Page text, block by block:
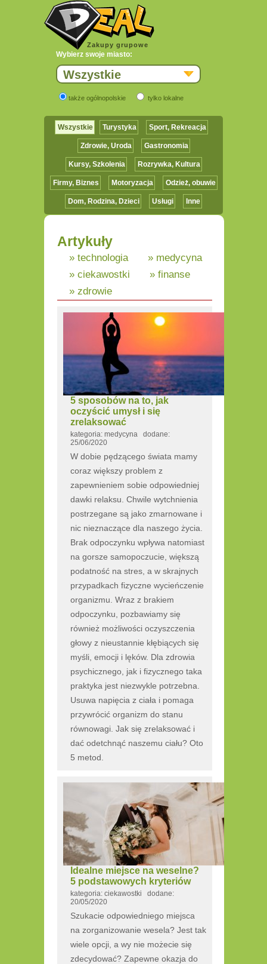
Zakupy grupowe
Wybierz swoje miasto:
Wszystkie
także ogólnopolskie tylko lokalne
Wszystkie Turystyka Sport, Rekreacja
Zdrowie, Uroda Gastronomia
Kursy, Szkolenia Rozrywka, Kultura
Firmy, Biznes Motoryzacja Odzież, obuwie
Dom, Rodzina, Dzieci Usługi Inne
Artykuły
» technologia
» medycyna
» ciekawostki
» finanse
» zdrowie
5 sposobów na to, jak
oczyścić umysł i się
zrelaksować
kategoria: medycyna dodane:
25/06/2020
W dobie pędzącego świata mamy
coraz większy problem z
zapewnieniem sobie odpowiedniej
dawki relaksu. Chwile wytchnienia
postrzegane są jako zmarnowane i
nic nieznaczące dla naszego życia.
Brak odpoczynku wpływa natomiast
na gorsze samopoczucie, większą
podatność na stres, a w skrajnych
przypadkach fizyczne wycieńczenie
organizmu. Wraz z brakiem
odpoczynku, pozbawiamy się
również możliwości oczyszczenia
głowy z nieustannie kłębiących się
myśli, emocji i lęków. Dla zdrowia
psychicznego, jak i fizycznego taka
praktyka jest niezwykle potrzebna.
Usuwa napięcia z ciała i pomaga
przywrócić organizm do stanu
równowagi. Jak się zrelaksować i
dać odetchnąć naszemu ciału? Oto
5 metod.
Idealne miejsce na weselne?
5 podstawowych kryteriów
kategoria: ciekawostki dodane:
20/05/2020
Szukacie odpowiedniego miejsca
na zorganizowanie wesela? Jest tak
wiele opcji, a wy nie możecie się
zdecydować? Zapewne okazja do